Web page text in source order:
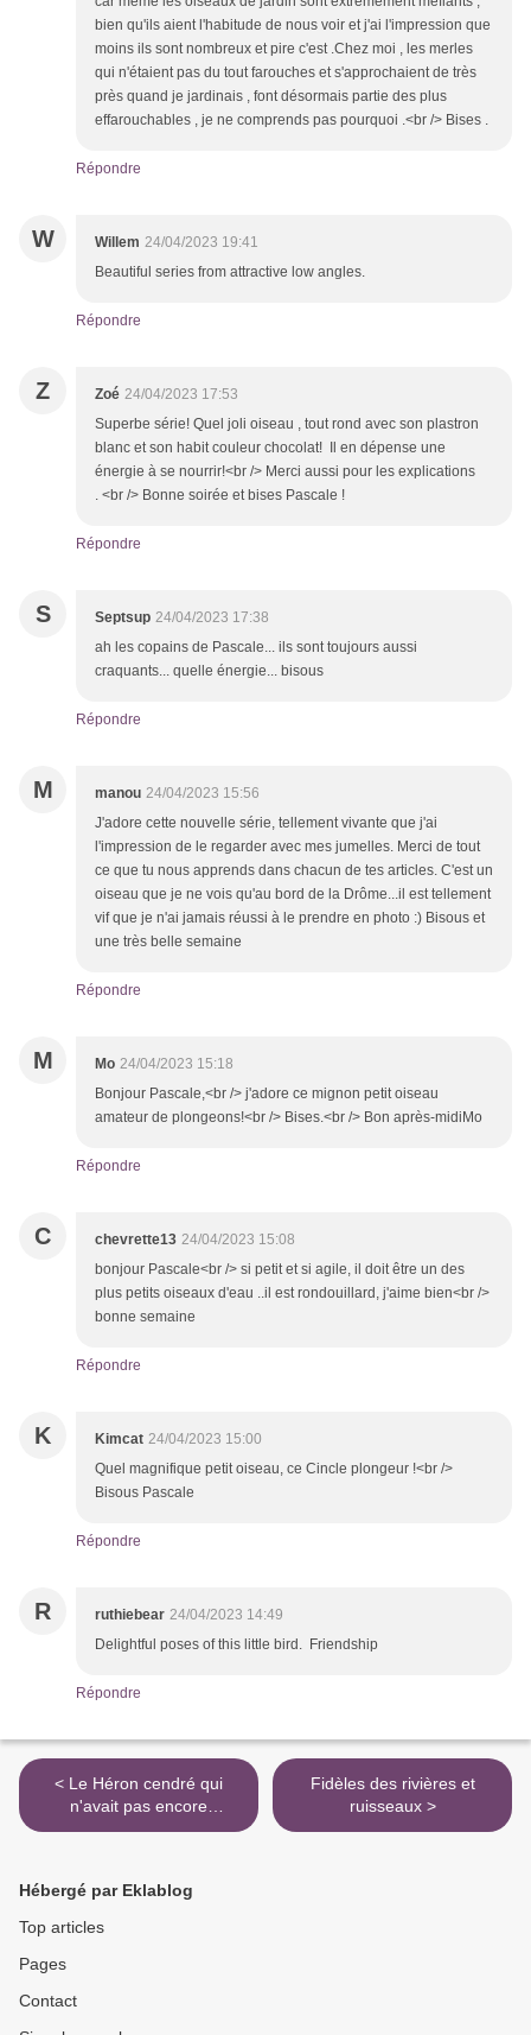
bien qu'ils aient l'habitude de nous voir et j'ai l'impression que
moins ils sont nombreux et pire c'est .Chez moi , les merles
qui n'étaient pas du tout farouches et s'approchaient de très
près quand je jardinais , font désormais partie des plus
effarouchables , je ne comprends pas pourquoi .<br /> Bises .
Répondre
W Willem 24/04/2023 19:41
Beautiful series from attractive low angles.
Répondre
Z Zoé 24/04/2023 17:53
Superbe série! Quel joli oiseau , tout rond avec son plastron
blanc et son habit couleur chocolat! Il en dépense une
énergie à se nourrir!<br /> Merci aussi pour les explications
. <br /> Bonne soirée et bises Pascale !
Répondre
S Septsup 24/04/2023 17:38
ah les copains de Pascale... ils sont toujours aussi
craquants... quelle énergie... bisous
Répondre
M manou 24/04/2023 15:56
J'adore cette nouvelle série, tellement vivante que j'ai
l'impression de le regarder avec mes jumelles. Merci de tout
ce que tu nous apprends dans chacun de tes articles. C'est un
oiseau que je ne vois qu'au bord de la Drôme...il est tellement
vif que je n'ai jamais réussi à le prendre en photo :) Bisous et
une très belle semaine
Répondre
M Mo 24/04/2023 15:18
Bonjour Pascale,<br /> j'adore ce mignon petit oiseau
amateur de plongeons!<br /> Bises.<br /> Bon après-midiMo
Répondre
C chevrette13 24/04/2023 15:08
bonjour Pascale<br /> si petit et si agile, il doit être un des
plus petits oiseaux d'eau ..il est rondouillard, j'aime bien<br />
bonne semaine
Répondre
K Kimcat 24/04/2023 15:00
Quel magnifique petit oiseau, ce Cincle plongeur !<br />
Bisous Pascale
Répondre
R ruthiebear 24/04/2023 14:49
Delightful poses of this little bird. Friendship
Répondre
< Le Héron cendré qui
n'avait pas encore
conscience de son poids.
Fidèles des rivières et
ruisseaux >
Hébergé par Eklablog
Top articles
Pages
Contact